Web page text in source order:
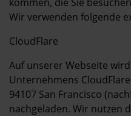
Wir verwenden folgende
CloudFlare
Auf unserer Webseite
Unternehmens
94107 San Francisco
nachgeladen. Wir nutzen